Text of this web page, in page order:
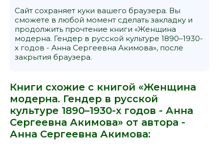
Сайт сохраняет куки вашего браузера. Вы
сможете в любой момент сделать закладку и
продолжить прочтение книги «Женщина
модерна. Гендер в русской культуре 1890–1930-
х годов - Анна Сергеевна Акимова», после
закрытия браузера.
Книги схожие с книгой «Женщина
модерна. Гендер в русской
культуре 1890–1930-х годов - Анна
Сергеевна Акимова» от автора -
Анна Сергеевна Акимова: